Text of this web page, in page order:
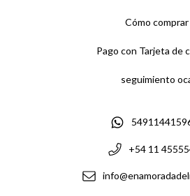
Cómo comprar
Pago con Tarjeta de
seguimiento
+54 11